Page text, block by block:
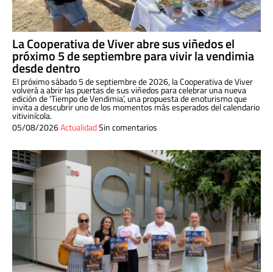
La Cooperativa de Viver abre sus viñedos el
próximo 5 de septiembre para vivir la vendimia
desde dentro
El próximo sábado 5 de septiembre de 2026, la Cooperativa de Viver
volverá a abrir las puertas de sus viñedos para celebrar una nueva
edición de ‘Tiempo de Vendimia’, una propuesta de enoturismo que
invita a descubrir uno de los momentos más esperados del calendario
vitivinícola.
05/08/2026ActualidadSin comentarios